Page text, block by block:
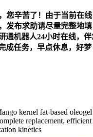
您辛苦了！由于当前在线
发布求助请尽量完整地填
通机器人24小时在线，
成任务，早点休息，好梦
kernel fat-based oleogel
replacement,
kinetics